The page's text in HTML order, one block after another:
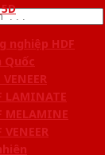
nghiệp HDF
Quốc
LAMINATE
MELAMINE